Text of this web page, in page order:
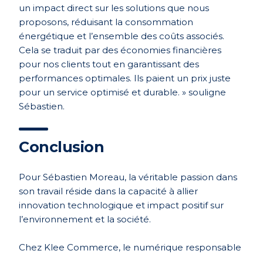
un impact direct sur les solutions que nous
proposons, réduisant la consommation
énergétique et l’ensemble des coûts associés.
Cela se traduit par des économies financières
pour nos clients tout en garantissant des
performances optimales. Ils paient un prix juste
pour un service optimisé et durable. » souligne
Sébastien.
Conclusion
Pour Sébastien Moreau, la véritable passion dans
son travail réside dans la capacité à allier
innovation technologique et impact positif sur
l’environnement et la société.
Chez Klee Commerce, le numérique responsable